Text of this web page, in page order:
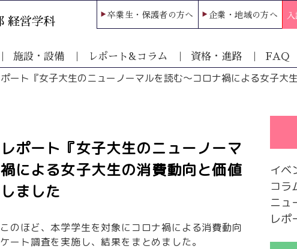
卒業生・保護者の方へ 企業・地域の方へ
施設・設備 レポート&コラム 資格・進路 FAQ
ート『女子大生のニューノーマルを読む～コロナ禍による女子大
ポート『女子大生のニューノーマ
による女子大生の消費動向と価値
ました
のほど、本学学生を対象にコロナ禍による消費動向
ート調査を実施し、結果をまとめました。
カ
イベ
コラ
ニュ
レポ